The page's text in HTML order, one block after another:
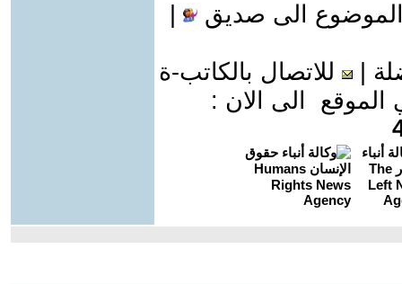
الى صديق
للاتصال بالكاتب-ة
الى الان :